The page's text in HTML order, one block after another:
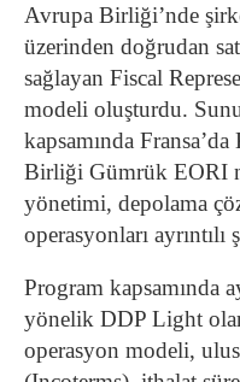
Avrupa Birliği’nde
üzerinden doğrudan
sağlayan Fiscal
modeli oluşturdu.
kapsamında
Birliği Gümrük EORI
yönetimi, depolama
operasyonları ayrıntılı
Program kapsamında
yönelik DDP Light
operasyon modeli,